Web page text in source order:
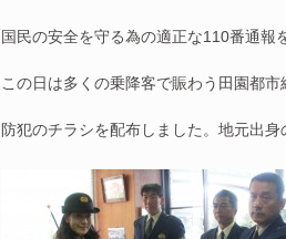
国民の安全を守る為の適正な110番通報
この日は多くの乗降客で賑わう田園都
防犯のチラシを配布しました。地元出